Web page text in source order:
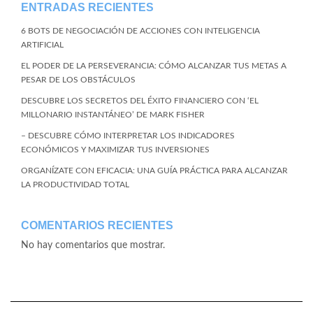
ENTRADAS RECIENTES
6 BOTS DE NEGOCIACIÓN DE ACCIONES CON INTELIGENCIA
ARTIFICIAL
EL PODER DE LA PERSEVERANCIA: CÓMO ALCANZAR TUS METAS A
PESAR DE LOS OBSTÁCULOS
DESCUBRE LOS SECRETOS DEL ÉXITO FINANCIERO CON ‘EL
MILLONARIO INSTANTÁNEO’ DE MARK FISHER
– DESCUBRE CÓMO INTERPRETAR LOS INDICADORES
ECONÓMICOS Y MAXIMIZAR TUS INVERSIONES
ORGANÍZATE CON EFICACIA: UNA GUÍA PRÁCTICA PARA ALCANZAR
LA PRODUCTIVIDAD TOTAL
COMENTARIOS RECIENTES
No hay comentarios que mostrar.